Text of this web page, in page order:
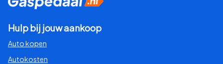
Hulp bij jouw aankoop
Auto kopen
Autokosten